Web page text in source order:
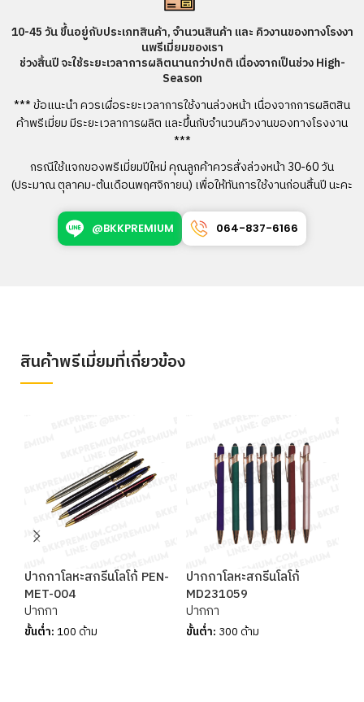
10-45 วัน ขึ้นอยู่กับประเภทสินค้า, จำนวนสินค้า และ คิวงานของทางโรงงา
นพรีเมี่ยมของเรา
ช่วงสิ้นปี จะใช้ระยะเวลาการผลิตนานกว่าปกติ เนื่องจากเป็นช่วง High-
Season
*** ข้อแนะนำ ควรเผื่อระยะเวลาการใช้งานล่วงหน้า เนื่องจากการผลิตสิน
ค้าพรีเมี่ยม มีระยะเวลาการผลิต และขึ้นกับจำนวนคิวงานของทางโรงงาน
***
กรณีใช้แจกของพรีเมี่ยมปีใหม่ คุณลูกค้าควรสั่งล่วงหน้า 30-60 วัน
(ประมาณ ตุลาคม-ต้นเดือนพฤศจิกายน) เพื่อให้ทันการใช้งานก่อนสิ้นปี นะคะ
@BKKPREMIUM 064-837-6166
สินค้าพรีเมี่ยมที่เกี่ยวข้อง
ปากกาโลหะสกรีนโลโก้ PEN-
MET-004
ปากกา
ขั้นต่ำ: 100 ด้าม
ปากกาโลหะสกรีนโลโก้
MD231059
ปากกา
ขั้นต่ำ: 300 ด้าม